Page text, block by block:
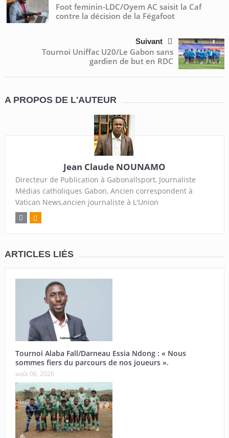
Foot feminin-LDC/Oyem AC saisit la Caf
contre la décision de la Fégafoot
Suivant
Tournoi Uniffac U20/Le Gabon sans
gardien de but en RDC
A PROPOS DE L'AUTEUR
Jean Claude NOUNAMO
Directeur de Publication à Gabonallsport, Journaliste
Médias catholiques Gabon, Ancien correspondent à
Vatican News,ancien journaliste à L'Union
ARTICLES LIÉS
Tournoi Alaba Fall/Darneau Essia Ndong : « Nous
sommes fiers du parcours de nos joueurs ».
août 06, 2026